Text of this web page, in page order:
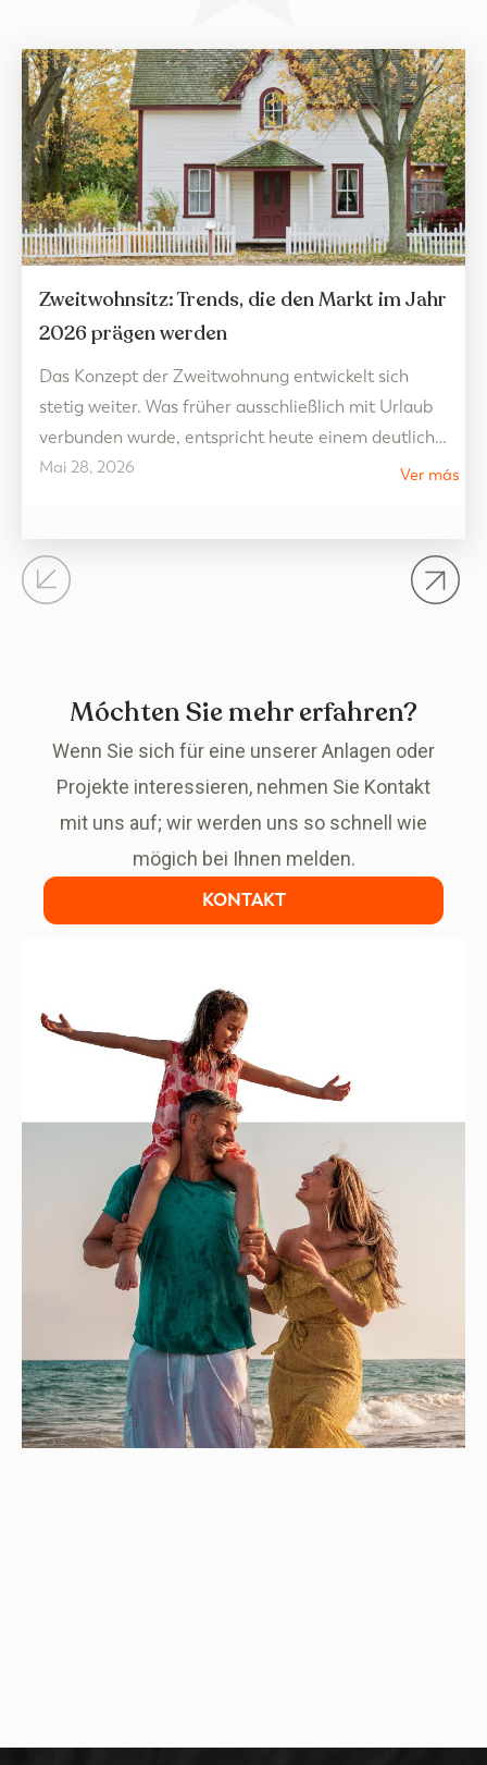
Zweitwohnsitz: Trends, die den Markt im Jahr
2026 prägen werden
Mai 28, 2026
Das Konzept der Zweitwohnung entwickelt sich
stetig weiter. Was früher ausschließlich mit Urlaub
verbunden wurde, entspricht heute einem deutlich
flexibleren Lebensstil, der auf Wohlbefinden
dem Immobilienmarkt auf Wohnräume hin, die
Lebensqualität, offene Flächen und die Verbindung
Ver más
Móchten Sie mehr erfahren?
Wenn Sie sich für eine unserer Anlagen oder
Projekte interessieren, nehmen Sie Kontakt
mit uns auf; wir werden uns so schnell wie
mögich bei Ihnen melden.
KONTAKT